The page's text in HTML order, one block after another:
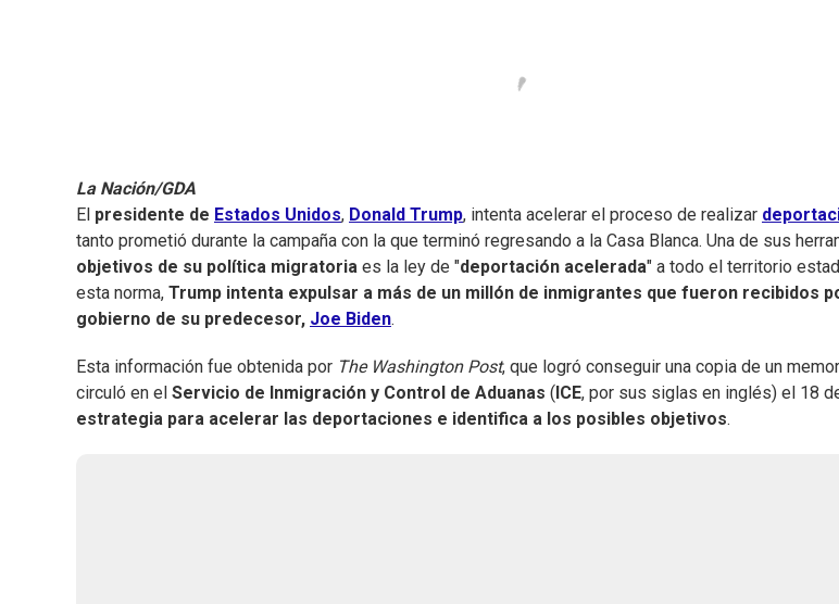
La Nación/GDA
El presidente de Estados Unidos, Donald Trump, intenta acelerar el proceso de realizar
tanto prometió durante la campaña con la que terminó regresando a la Casa Blanca. Una de sus
objetivos de su política migratoria es la ley de "deportación acelerada" a todo el territorio
esta norma, Trump intenta expulsar a más de un millón de inmigrantes que fueron recibidos
gobierno de su predecesor, Joe Biden.
Esta información fue obtenida por The Washington Post, que logró conseguir una copia de un
circuló en el Servicio de Inmigración y Control de Aduanas ( ICE, por sus siglas en inglés) el 18
estrategia para acelerar las deportaciones e identifica a los posibles objetivos.